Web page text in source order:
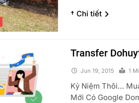
GÓC THƯ GIÃN
† Chi tiết
Transfer
Jun 19, 2015 1
Kỷ Niệm Thôi…
Mới Có Google